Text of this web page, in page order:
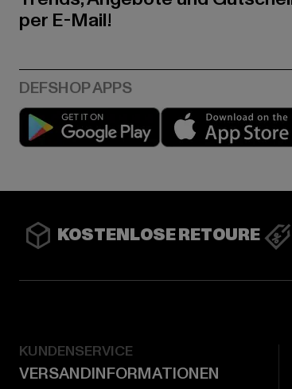
per E-Mail!
Play market
KOSTENLOSE RETOURE
KUNDENSERVICE
VERSANDINFORMATIONEN